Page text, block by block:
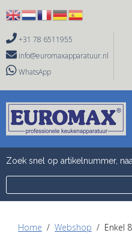
+31 78 6511955
 info@euromaxapparatuur.nl
WhatsApp
Zoek snel op artikelnummer,
Home Webshop Enkel